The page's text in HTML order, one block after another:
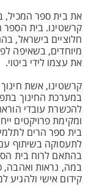
את בית ספר
קרשטינו. בית הספר
חלוציים בישראל,
מיוחדים, בשאיפה
את עצמו לידי ביטוי.
במערכת החינוך
ומקימת פרויקטים
לתעסוקה בשיתוף עם
בהתאם לרוח בית
במה, נראות ואהבה,
קידום אישי ולהגיע